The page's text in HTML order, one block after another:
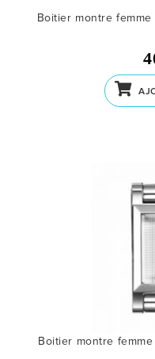
Boitier montre
Boitier montre